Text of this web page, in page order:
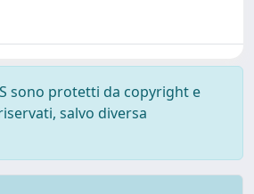
sono protetti da copyright e
salvo diversa